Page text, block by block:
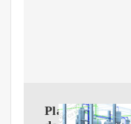
Planta